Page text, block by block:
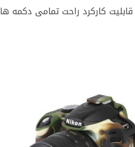
کارکرد راحت تمامی دکمه ها